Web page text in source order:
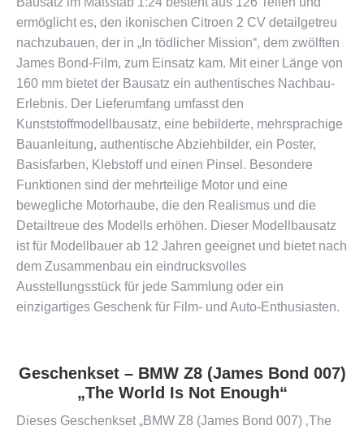
ermöglicht es, den ikonischen Citroen 2 CV detailgetreu
nachzubauen, der in „In tödlicher Mission“, dem zwölften
James Bond-Film, zum Einsatz kam. Mit einer Länge von
160 mm bietet der Bausatz ein authentisches Nachbau-
Erlebnis. Der Lieferumfang umfasst den
Kunststoffmodellbausatz, eine bebilderte, mehrsprachige
Bauanleitung, authentische Abziehbilder, ein Poster,
Basisfarben, Klebstoff und einen Pinsel. Besondere
Funktionen sind der mehrteilige Motor und eine
bewegliche Motorhaube, die den Realismus und die
Detailtreue des Modells erhöhen. Dieser Modellbausatz
ist für Modellbauer ab 12 Jahren geeignet und bietet nach
dem Zusammenbau ein eindrucksvolles
Ausstellungsstück für jede Sammlung oder ein
einzigartiges Geschenk für Film- und Auto-Enthusiasten​​.
Geschenkset – BMW Z8 (James Bond 007)
„The World Is Not Enough“
Dieses Geschenkset „BMW Z8 (James Bond 007) ‚The